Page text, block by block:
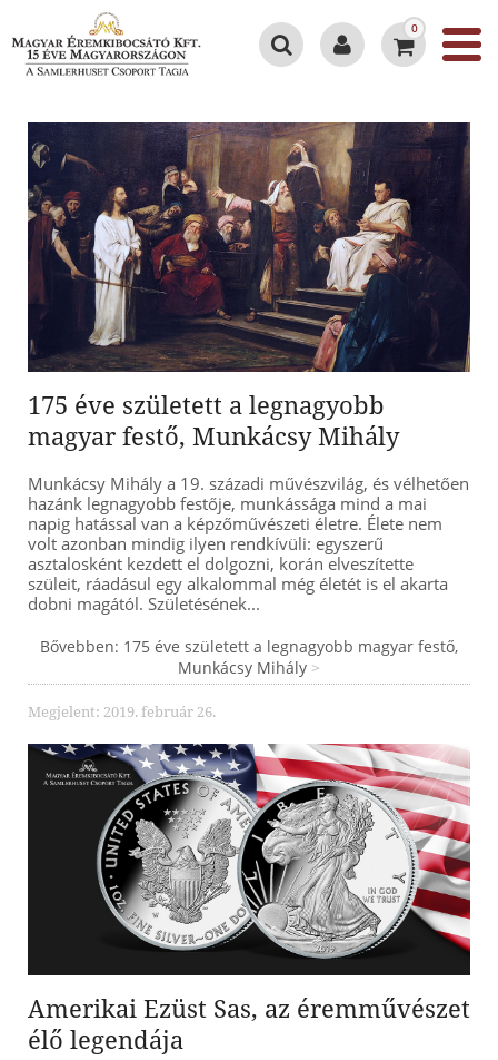
0
175 éve született a legnagyobb
magyar festő, Munkácsy Mihály
Munkácsy Mihály a 19. századi művészvilág, és vélhetően
hazánk legnagyobb festője, munkássága mind a mai
napig hatással van a képzőművészeti életre. Élete nem
volt azonban mindig ilyen rendkívüli: egyszerű
asztalosként kezdett el dolgozni, korán elveszítette
szüleit, ráadásul egy alkalommal még életét is el akarta
dobni magától. Születésének...
Bővebben: 175 éve született a legnagyobb magyar festő,
Munkácsy Mihály
Megjelent: 2019. február 26.
Amerikai Ezüst Sas, az éremművészet
élő legendája